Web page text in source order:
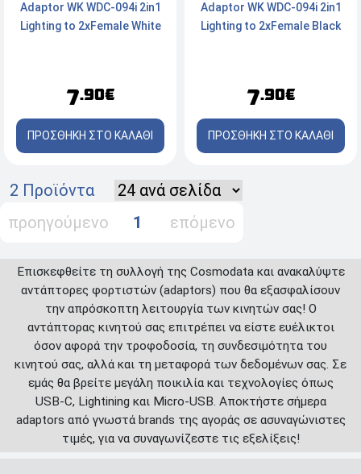
Adaptor WK WDC-094i 2in1
Lighting to 2xFemale White
7.90€
ΠΡΟΣΘΗΚΗ ΣΤΟ ΚΑΛΑΘΙ
Adaptor WK WDC-094i 2in1
Lighting to 2xFemale Black
7.90€
ΠΡΟΣΘΗΚΗ ΣΤΟ ΚΑΛΑΘΙ
2 Προϊόντα
προηγούμενο
1 επόμενο
Επισκεφθείτε τη συλλογή της Cosmodata και ανακαλύψτε
αντάπτορες φορτιστών (adaptors) που θα εξασφαλίσουν
την απρόσκοπτη λειτουργία των κινητών σας! Ο
αντάπτορας κινητού σας επιτρέπει να είστε ευέλικτοι
όσον αφορά την τροφοδοσία, τη συνδεσιμότητα του
κινητού σας, αλλά και τη μεταφορά των δεδομένων σας. Σε
εμάς θα βρείτε μεγάλη ποικιλία και τεχνολογίες όπως
USB-C, Lightining και Micro-USB. Αποκτήστε σήμερα
adaptors από γνωστά brands της αγοράς σε ασυναγώνιστες
τιμές, για να συναγωνίζεστε τις εξελίξεις!